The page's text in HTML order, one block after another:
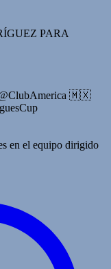
PARA
@ClubAmerica 🇲🇽
en el equipo dirigido